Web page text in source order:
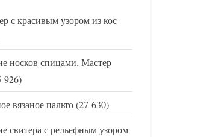
с красивым узором из кос
носков спицами. Мастер
926)
вязаное пальто(27 630)
свитера с рельефным узором